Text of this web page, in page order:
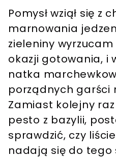
Pomysł wziął się z
marnowania
zieleniny
okazji gotowania, i
natka
porządnych garści
Zamiast kolejny
pesto z bazylii,
sprawdzić, czy
nadają się do tego